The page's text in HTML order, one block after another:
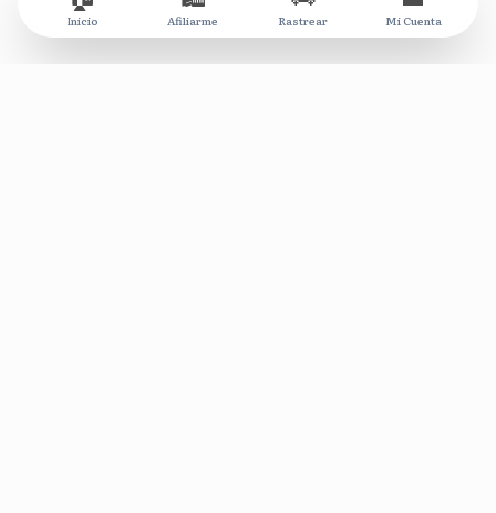
Inicio Afiliarme Rastrear Mi Cuenta